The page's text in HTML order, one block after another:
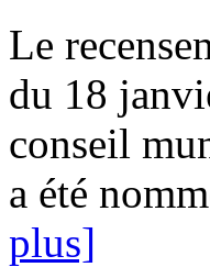
Le
du 18
conseil
a été
plus]